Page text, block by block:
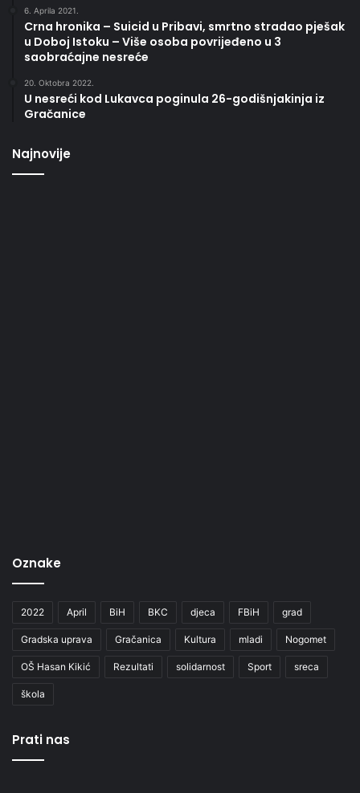
6. Aprila 2021.
Crna hronika – Suicid u Pribavi, smrtno stradao pješak
u Doboj Istoku – Više osoba povrijeđeno u 3
saobraćajne nesreće
20. Oktobra 2022.
U nesreći kod Lukavca poginula 26-godišnjakinja iz
Gračanice
Najnovije
Oznake
2022 April BiH BKC djeca FBiH grad
Gradska uprava Gračanica Kultura mladi Nogomet
OŠ Hasan Kikić Rezultati solidarnost Sport sreca
škola
Prati nas